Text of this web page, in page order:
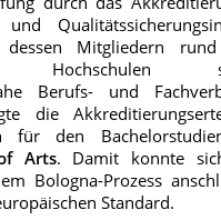
und
dessen Mitgliedern
Hochschulen
Berufs- und
die
für den
Arts. Damit konnte
Bologna-Prozess
Standard.